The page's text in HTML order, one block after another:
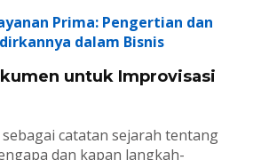
Prima: Pengertian dan
dalam Bisnis
untuk Improvisasi
catatan sejarah tentang
dan kapan langkah-